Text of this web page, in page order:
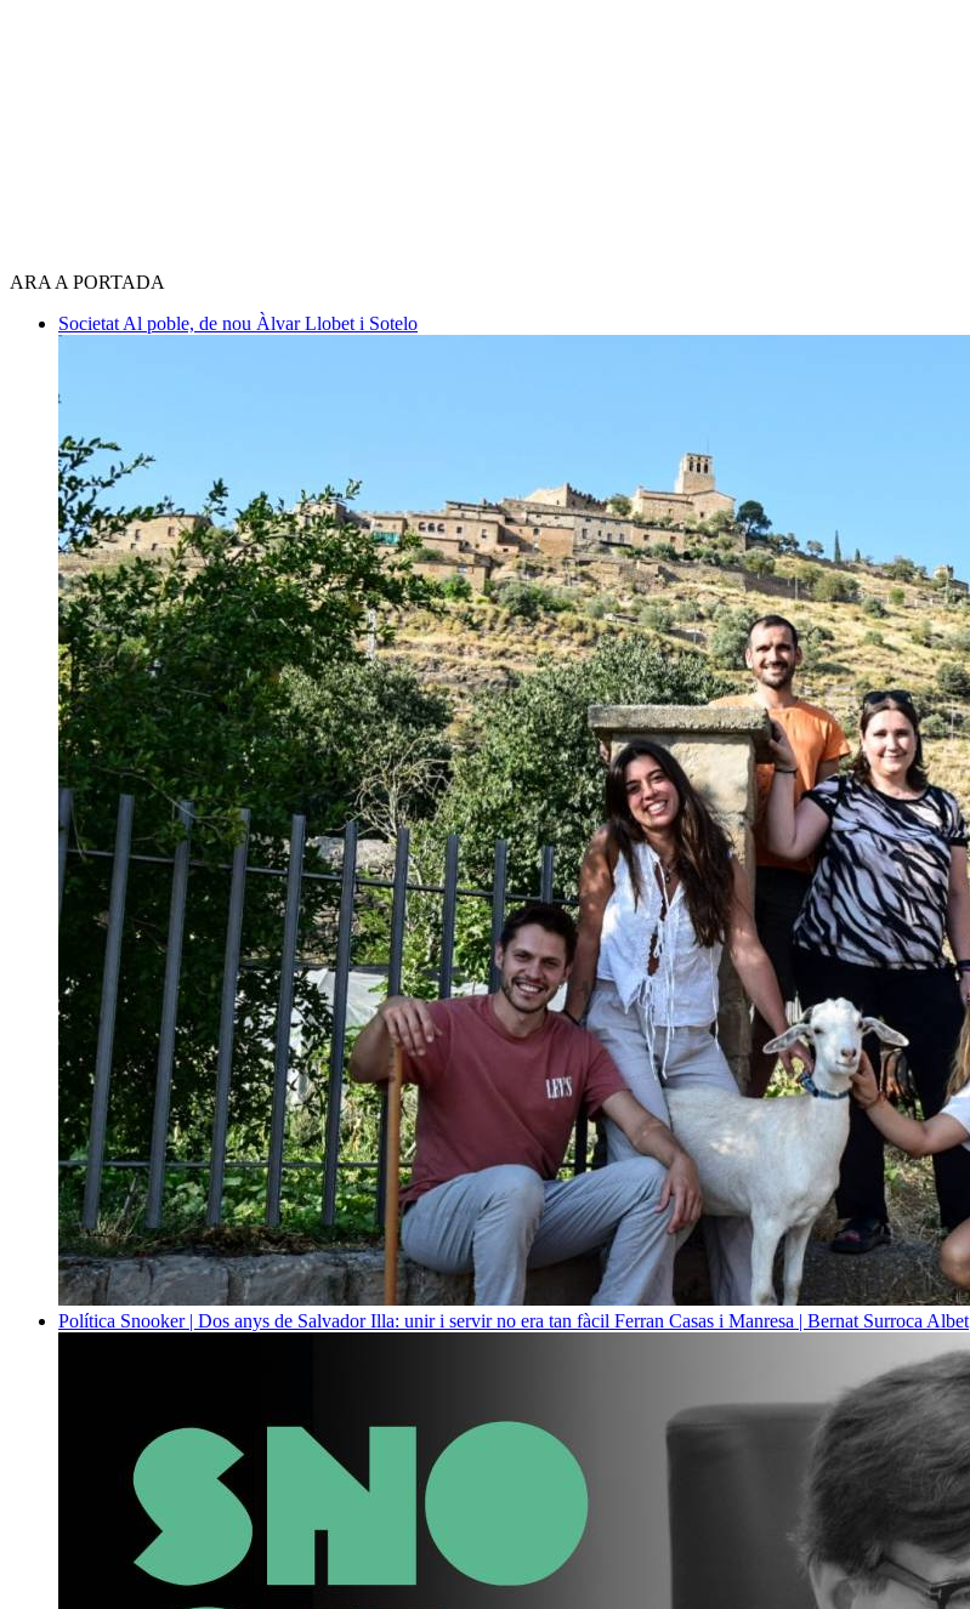
ARA A PORTADA
Societat Al poble, de nou Àlvar Llobet i Sotelo
Política Snooker | Dos anys de Salvador Illa: unir i servir no era tan fàcil Ferran Casas i Manresa | Bernat Surroca Albet